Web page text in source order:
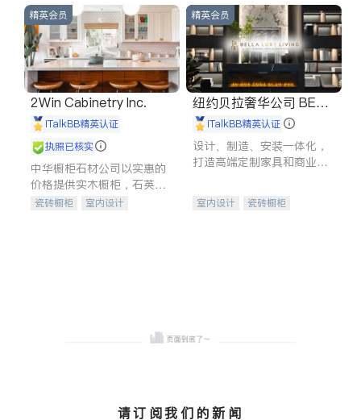
精英会员
2Win Cabinetry Inc.
iTalkBB精英认证
执照已核实
中华橱柜石材公司以实惠的
价格提供实木橱柜，石英石
台面，多种优质不锈钢水
瓷砖橱柜
室内设计
精英会员
纽约贝拉奢华公司 BELL
A LUXE
iTalkBB精英认证
设计、制造、安装一体化，
打造高端定制家具和商业空
室内设计
瓷砖橱柜
请订阅我们的新闻